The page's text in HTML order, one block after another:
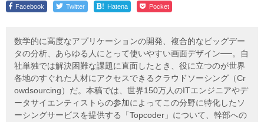
Facebook Twitter ! Hatena Pocket
数学的に高度なアプリケーションの開発、複合的なビッグデー
タの分析、あらゆる人にとって使いやすい画面デザイン──。自
社単独では解決困難な課題に直面したとき、役に立つのが世界
各地のすぐれた人材にアクセスできるクラウドソーシング（Cr
owdsourcing）だ。本稿では、世界150万人のITエンジニアやデ
ータサイエンティストらの参加によってこの分野に特化したソ
ーシングサービスを提供する「Topcoder」について、幹部への